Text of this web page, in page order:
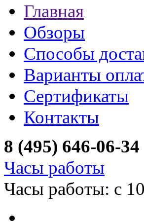
Главная
Обзоры
Способы
Варианты
Сертификаты
Контакты
8 (495) 646-06-34
Часы работы
Часы работы: с